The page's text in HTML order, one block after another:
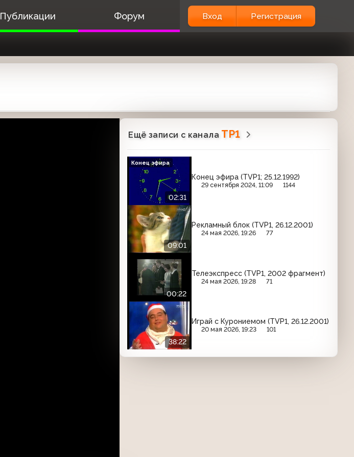
Публикации Форум Вход Регистрация
Ещё записи с канала TP1
02:31
Конец эфира (TVP1; 25.12.1992)
29 сентября 2024, 11:09 1144
Конец эфира
09:01
Рекламный блок (TVP1, 26.12.2001)
24 мая 2026, 19:26 77
00:22
Телеэкспресс (TVP1, 2002 фрагмент)
24 мая 2026, 19:28 71
38:22
Играй с Курониемом (TVP1, 26.12.2001)
20 мая 2026, 19:23 101